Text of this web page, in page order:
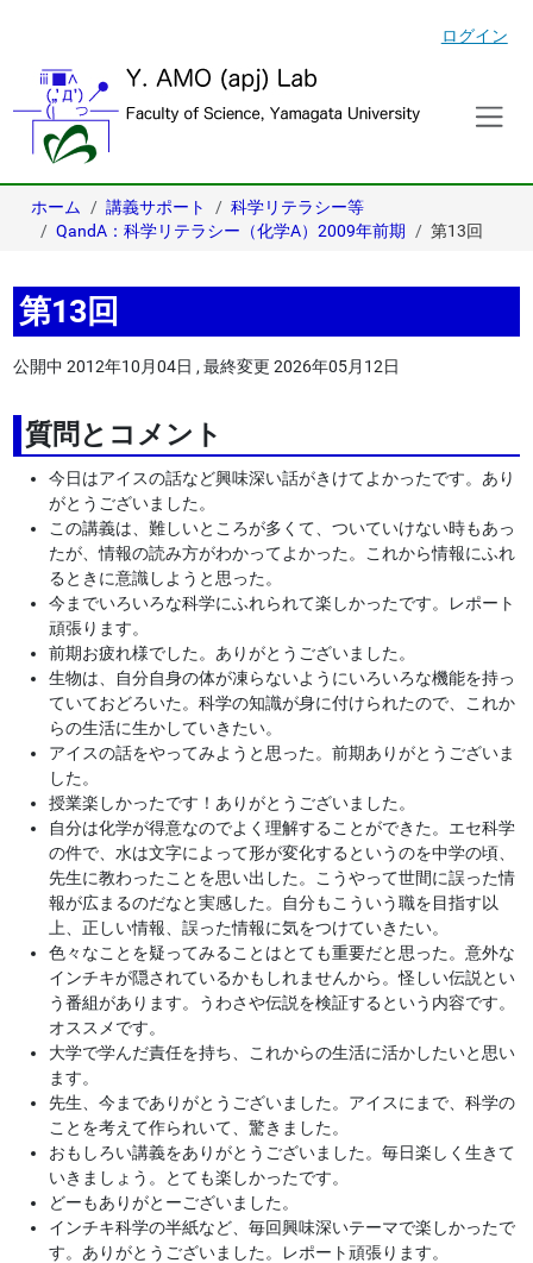
ログイン
ホーム 講義サポート
科学リテラシー等
QandA：科学リテラシー（化学A）2009年前期
第13回
第13回
公開中 2012年10月04日 ,最終変更 2026年05月12日
質問とコメント
今日はアイスの話など興味深い話がきけてよかったです。あり
がとうございました。
この講義は、難しいところが多くて、ついていけない時もあっ
たが、情報の読み方がわかってよかった。これから情報にふれ
るときに意識しようと思った。
今までいろいろな科学にふれられて楽しかったです。レポート
頑張ります。
前期お疲れ様でした。ありがとうございました。
生物は、自分自身の体が凍らないようにいろいろな機能を持っ
ていておどろいた。科学の知識が身に付けられたので、これか
らの生活に生かしていきたい。
アイスの話をやってみようと思った。前期ありがとうございま
した。
授業楽しかったです！ありがとうございました。
自分は化学が得意なのでよく理解することができた。エセ科学
の件で、水は文字によって形が変化するというのを中学の頃、
先生に教わったことを思い出した。こうやって世間に誤った情
報が広まるのだなと実感した。自分もこういう職を目指す以
上、正しい情報、誤った情報に気をつけていきたい。
色々なことを疑ってみることはとても重要だと思った。意外な
インチキが隠されているかもしれませんから。怪しい伝説とい
う番組があります。うわさや伝説を検証するという内容です。
オススメです。
大学で学んだ責任を持ち、これからの生活に活かしたいと思い
ます。
先生、今までありがとうございました。アイスにまで、科学の
ことを考えて作られいて、驚きました。
おもしろい講義をありがとうございました。毎日楽しく生きて
いきましょう。とても楽しかったです。
どーもありがとーございました。
インチキ科学の半紙など、毎回興味深いテーマで楽しかったで
す。ありがとうございました。レポート頑張ります。